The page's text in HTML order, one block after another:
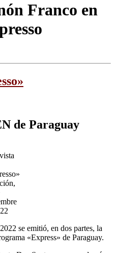
Franco en
de Paraguay
se emitió, en dos partes, la
«Express» de Paraguay.